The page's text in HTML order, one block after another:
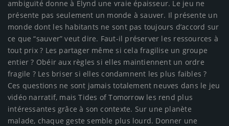
ambiguïté donne à Elynd une vraie épaisseur. Le jeu ne
présente pas seulement un monde à sauver. Il présente un
monde dont les habitants ne sont pas toujours d’accord sur
ce que “sauver” veut dire. Faut-il préserver les ressources à
tout prix ? Les partager même si cela fragilise un groupe
entier ? Obéir aux règles si elles maintiennent un ordre
fragile ? Les briser si elles condamnent les plus faibles ?
Ces questions ne sont jamais totalement neuves dans le jeu
vidéo narratif, mais Tides of Tomorrow les rend plus
intéressantes grâce à son contexte. Sur une planète
malade, chaque geste semble plus lourd. Donner une